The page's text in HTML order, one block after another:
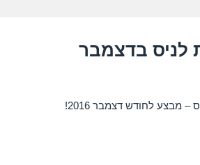
לניס בדצמבר
מבצע לחודש דצמבר 2016!